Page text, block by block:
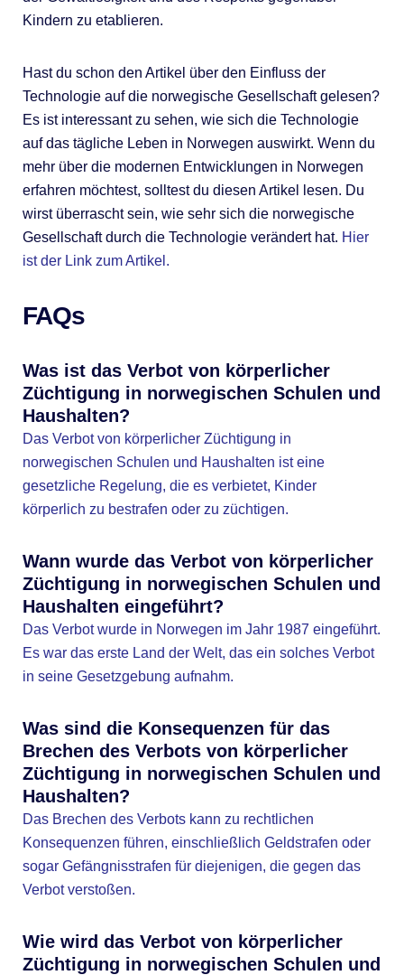
Kindern zu etablieren.
Hast du schon den Artikel über den Einfluss der
Technologie auf die norwegische Gesellschaft gelesen?
Es ist interessant zu sehen, wie sich die Technologie
auf das tägliche Leben in Norwegen auswirkt. Wenn du
mehr über die modernen Entwicklungen in Norwegen
erfahren möchtest, solltest du diesen Artikel lesen. Du
wirst überrascht sein, wie sehr sich die norwegische
Gesellschaft durch die Technologie verändert hat. Hier
ist der Link zum Artikel.
FAQs
Was ist das Verbot von körperlicher
Züchtigung in norwegischen Schulen und
Haushalten?
Das Verbot von körperlicher Züchtigung in
norwegischen Schulen und Haushalten ist eine
gesetzliche Regelung, die es verbietet, Kinder
körperlich zu bestrafen oder zu züchtigen.
Wann wurde das Verbot von körperlicher
Züchtigung in norwegischen Schulen und
Haushalten eingeführt?
Das Verbot wurde in Norwegen im Jahr 1987 eingeführt.
Es war das erste Land der Welt, das ein solches Verbot
in seine Gesetzgebung aufnahm.
Was sind die Konsequenzen für das
Brechen des Verbots von körperlicher
Züchtigung in norwegischen Schulen und
Haushalten?
Das Brechen des Verbots kann zu rechtlichen
Konsequenzen führen, einschließlich Geldstrafen oder
sogar Gefängnisstrafen für diejenigen, die gegen das
Verbot verstoßen.
Wie wird das Verbot von körperlicher
Züchtigung in norwegischen Schulen und